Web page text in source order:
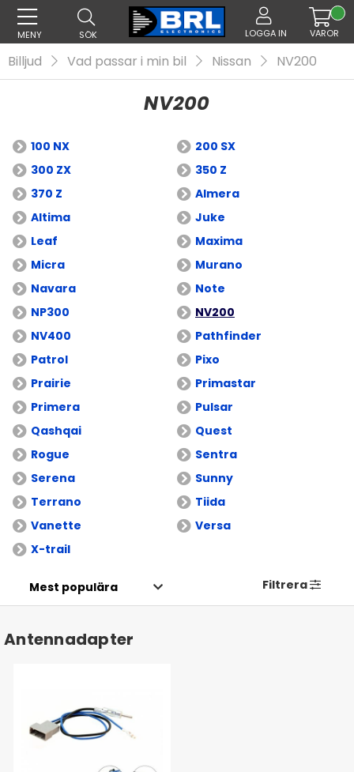
MENY SÖK LOGGA IN VAROR
Billjud Vad passar i min bil Nissan NV200
NV200
100 NX
200 SX
300 ZX
350 Z
370 Z
Almera
Altima
Juke
Leaf
Maxima
Micra
Murano
Navara
Note
NP300
NV200
NV400
Pathfinder
Patrol
Pixo
Prairie
Primastar
Primera
Pulsar
Qashqai
Quest
Rogue
Sentra
Serena
Sunny
Terrano
Tiida
Vanette
Versa
X-trail
Filtrera
Antennadapter